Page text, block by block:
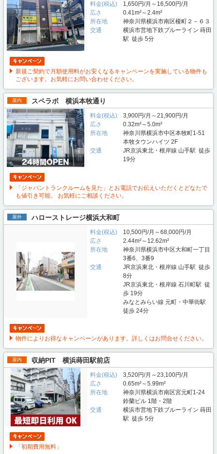
料金(税込)
1,650円/月～16,500円/月
広さ
0.41m²～2.4m²
所在地
神奈川県横浜市南区榎町２－６３
交通
横浜市営地下鉄ブルーライン 蒔田
駅 徒歩 5分
新規ご契約で月額使用料がお安くなるキャンペーンを実施している物件も
ございます。お気軽にお問い合わせください。
屋内 スペラボ 横浜本牧通り
料金(税込)
3,900円/月～21,900円/月
広さ
0.32m²～5.0m²
所在地
神奈川県横浜市中区本牧町1-51
本牧タウンハイツ 2F
交通
JR京浜東北・根岸線 山手駅 徒歩
19分
「ジャパントランクルームを見た」とお電話でお伝えいただくとどなたで
も値引き可能。 お気軽にご相談ください。
屋外 ハローストレージ横浜大和町
料金(税込)
10,500円/月～68,000円/月
広さ
2.44m²～12.62m²
所在地
神奈川県横浜市中区大和町一丁目
3番6、3番9
交通
JR京浜東北・根岸線 山手駅 徒歩
8分
JR京浜東北・根岸線 石川町駅 徒
歩 19分
みなとみらい線 元町・中華街駅
徒歩 24分
物件によりお得なキャンペーンがあります。詳しくはお問合せください。
屋内 収納PIT 横浜蒔田駅前店
料金(税込)
3,520円/月～23,100円/月
広さ
0.65m²～5.99m²
所在地
神奈川県横浜市南区宮元町1-24
鈴蘭ビル 1階・2階
交通
横浜市営地下鉄ブルーライン 蒔田
駅 徒歩 5分
「初期費用無料」